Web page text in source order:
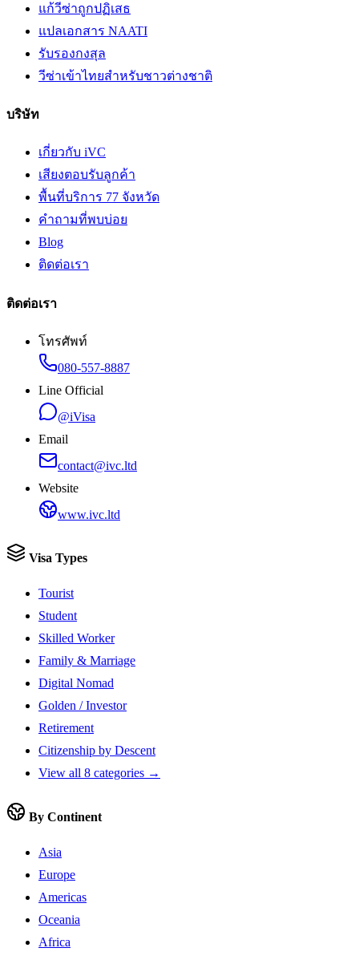
แก้วีซ่าถูกปฏิเสธ
แปลเอกสาร NAATI
รับรองกงสุล
วีซ่าเข้าไทยสำหรับชาวต่างชาติ
บริษัท
เกี่ยวกับ iVC
เสียงตอบรับลูกค้า
พื้นที่บริการ 77 จังหวัด
คำถามที่พบบ่อย
Blog
ติดต่อเรา
ติดต่อเรา
โทรศัพท์
080-557-8887
Line Official
@iVisa
Email
contact@ivc.ltd
Website
www.ivc.ltd
Visa Types
Tourist
Student
Skilled Worker
Family & Marriage
Digital Nomad
Golden / Investor
Retirement
Citizenship by Descent
View all 8 categories →
By Continent
Asia
Europe
Americas
Oceania
Africa